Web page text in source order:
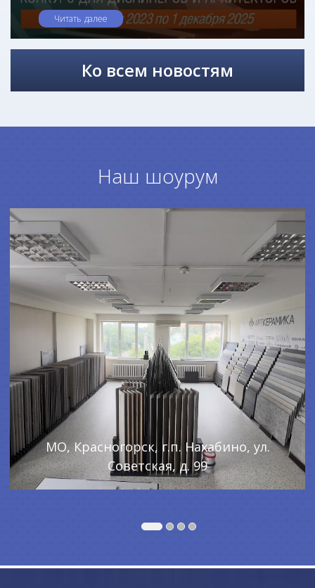
Читать далее
Ко всем новостям
Наш шоурум
МО, Красногорск, г.п. Нахабино, ул.
Советская, д. 99